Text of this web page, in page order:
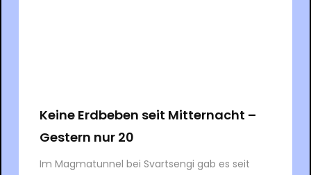
Keine Erdbeben seit Mitternacht –
Gestern nur 20
Im Magmatunnel bei Svartsengi gab es seit